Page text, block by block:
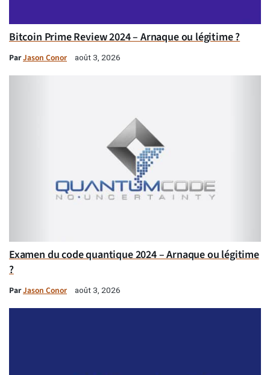
Bitcoin Prime Review 2024 – Arnaque ou légitime ?
ParJason Conor août 3, 2026
Examen du code quantique 2024 – Arnaque ou légitime
?
ParJason Conor août 3, 2026